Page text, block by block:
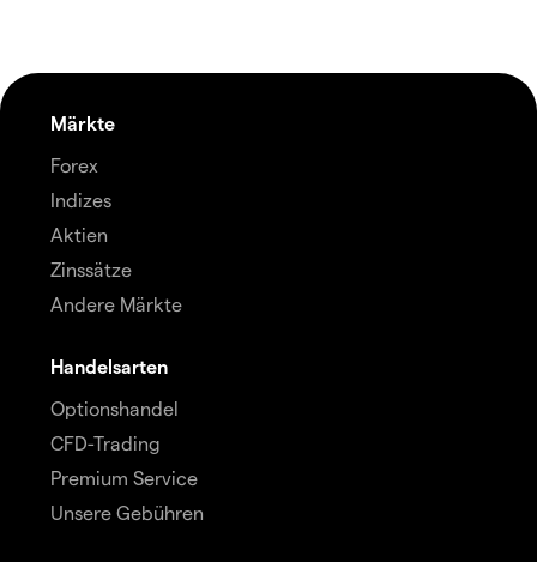
Märkte
Forex
Indizes
Aktien
Zinssätze
Andere Märkte
Handelsarten
Optionshandel
CFD-Trading
Premium Service
Unsere Gebühren